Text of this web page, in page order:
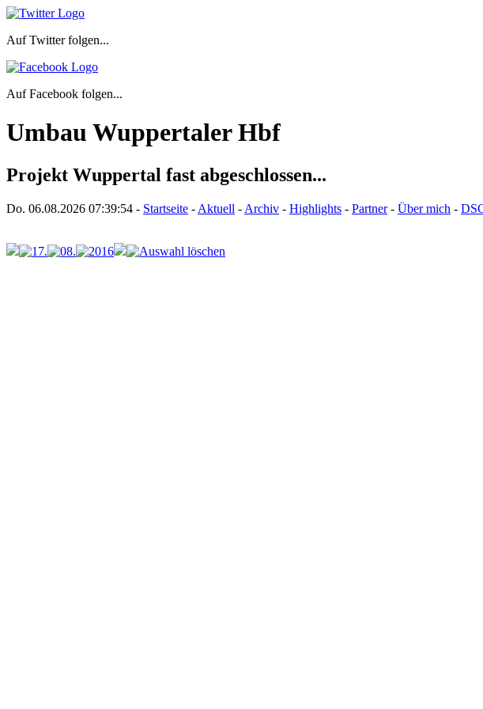
Auf Twitter folgen...
Auf Facebook folgen...
Umbau Wuppertaler Hbf
Projekt Wuppertal fast abgeschlossen...
Do. 06.08.2026 07:39:54 - Startseite - Aktuell - Archiv - Highlights - Partner- Über mich -